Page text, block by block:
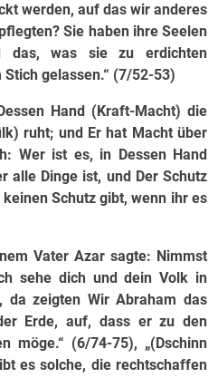
werden, auf das wir anderes
Sie haben ihre Seelen
das, was sie zu erdichten
gelassen.“ (7/52-53)
Hand (Kraft-Macht) die
ruht; und Er hat Macht über
Wer ist es, in Dessen Hand
alle Dinge ist, und Der Schutz
Schutz gibt, wenn ihr es
Vater Azar sagte: Nimmst
sehe dich und dein Volk in
da zeigten Wir Abraham das
Erde, auf, dass er zu den
möge.“ (6/74-75), „(Dschinn
es solche, die rechtschaffen